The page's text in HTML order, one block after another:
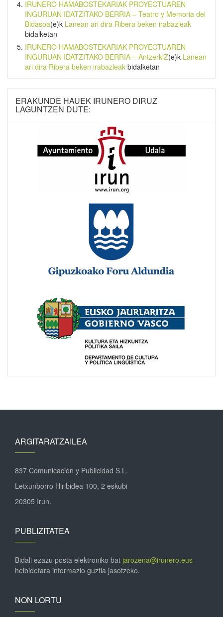
IRUNERO HAMABOSTEKARIAK PROYECTUAREN
INGURUAN IDATZITAKO BERRIA – Teatro y Memoria del
Bidasoa(e)k Lanean ari dira Ribera beken irabazleak
bidalketan
IRUNERO HAMABOSTEKARIAK PROYECTUAREN
INGURUAN IDATZITAKO BERRIA – AntzerkiZ(e)k Lanean
ari dira Ribera beken irabazleak bidalketan
ERAKUNDE HAUEK IRUNERO DIRUZ
LAGUNTZEN DUTE:
ARGITARATZAILEA
837 Comunicación y Publicidad S.L.
Letxunborro Hiribidea 100, 2 eskubi
20305 Irun.
PUBLIZITATEA
Bidali ezazu posta elektroniko bat jarozena@irunero.eus
helbidetara informazio guztia jasotzeko.
NON LORTU